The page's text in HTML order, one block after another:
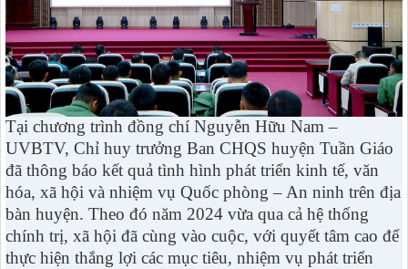
Tại chương trình đồng chí Nguyễn Hữu Nam –
UVBTV, Chỉ huy trưởng Ban CHQS huyện Tuần Giáo
đã thông báo kết quả tình hình phát triển kinh tế, văn
hóa, xã hội và nhiệm vụ Quốc phòng – An ninh trên địa
bàn huyện. Theo đó năm 2024 vừa qua cả hệ thống
chính trị, xã hội đã cùng vào cuộc, với quyết tâm cao để
thực hiện thắng lợi các mục tiêu, nhiệm vụ phát triển